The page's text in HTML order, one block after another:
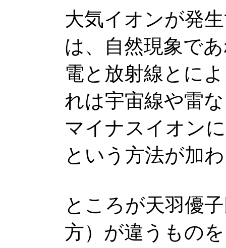
大気イオンが発
は、自然現象で
電と放射線とに
れは宇宙線や雷
マイナスイオン
という方法が加
ところが天羽優
方）が違うもの